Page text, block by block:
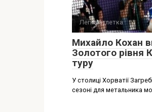
Легка атлетка
Михайло Кохан
Золотого рівня
туру
У столиці Хорватії
сезоні для метальника